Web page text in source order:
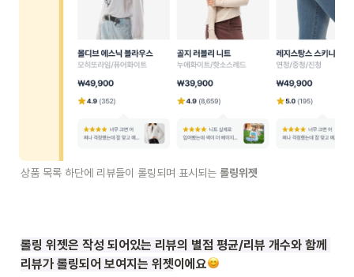
상품 목록 하단에 리뷰들이 롤링되며 표시되는 롤링위젯
롤링 위젯은 작성 되어있는 리뷰의 별점 평균/리뷰 개수와 함께
리뷰가 롤링되어 보여지는 위젯이에요